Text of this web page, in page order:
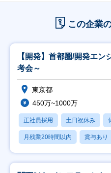
この企業
【開発】首都圏/開発エ
考会～
東京都
450万~1000万
正社員採用 土日祝休み
月残業20時間以内 賞与あり